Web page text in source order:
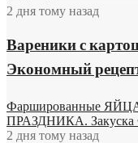
2 дня тому назад
Вареники с
Экономный
Фаршированные
ПРАЗДНИКА.
2 дня тому назад